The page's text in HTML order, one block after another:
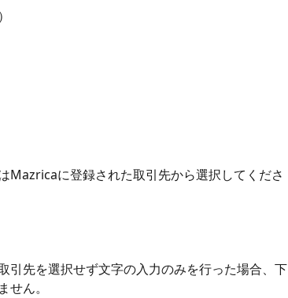
Mazricaに登録された取引先から選択してくださ
引先を選択せず文字の入力のみを行った場合、下
ん。